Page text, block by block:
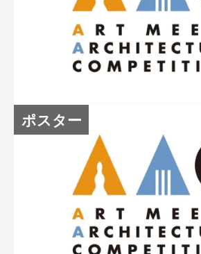
ポスターコンペWEB審査が
ポスター